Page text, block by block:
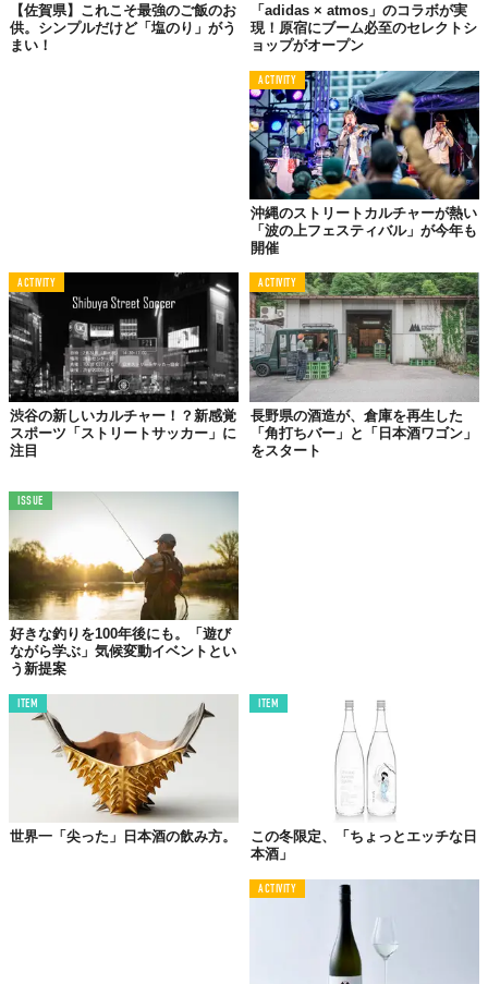
©佐賀県
©佐賀県
Top image: ©佐賀県
TABI LABO
この世界は、もっと広いはずだ。
【佐賀県】これこそ最強のご飯のお
供。シンプルだけど「塩のり」がう
まい！
「adidas × atmos」のコラボが実
現！原宿にブーム必至のセレクトシ
ョップがオープン
ACTIVITY
沖縄のストリートカルチャーが熱い
「波の上フェスティバル」が今年も
開催
ACTIVITY
渋谷の新しいカルチャー！？新感覚
スポーツ「ストリートサッカー」に
注目
ACTIVITY
長野県の酒造が、倉庫を再生した
「角打ちバー」と「日本酒ワゴン」
をスタート
ISSUE
好きな釣りを100年後にも。「遊び
ながら学ぶ」気候変動イベントとい
う新提案
ITEM
世界一「尖った」日本酒の飲み方。
ITEM
この冬限定、「ちょっとエッチな日
本酒」
ACTIVITY